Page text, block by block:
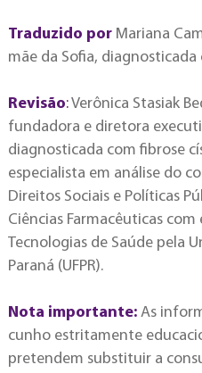
Traduzido porMariana
mãe da Sofia, diagnosticada
Revisão:Verônica Stasiak
fundadora e diretora
diagnosticada com fibrose
especialista em análise do
Direitos Sociais e Políticas
Ciências Farmacêuticas
Tecnologias de Saúde pela
Paraná (UFPR).
Nota importante: As
cunho estritamente
pretendem substituir a